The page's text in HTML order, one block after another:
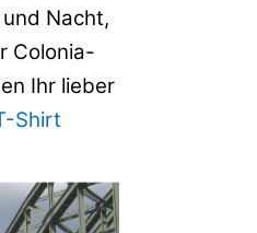
Nacht,
Colonia-
Ihr lieber
Shirt